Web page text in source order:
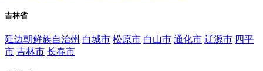
吉林省
延边朝鲜族自治州 白城市 松原市 白山市 通化市 辽源市 四平
市 吉林市 长春市